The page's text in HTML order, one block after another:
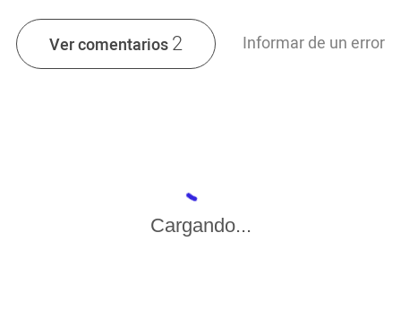
Ver comentarios2 Informar de un error
Cargando...